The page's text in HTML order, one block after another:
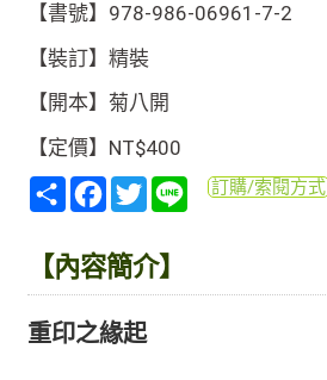
【書號】978-986-06961-7-2
【裝訂】精裝
【開本】菊八開
【定價】NT$400
分
享
Facebook
TwitterLine訂購/索閱方式
【內容簡介】
重印之緣起